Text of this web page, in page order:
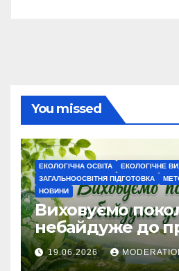
You missed
ЕКОЛОГІЧНА ОСВІТА
ЕКОЛОГІЧНЕ
ЗАГАЛЬНООСВІТНЯ ПІДГОТОВКА
НОВИНИ
Виховуємо
небайдуже до
19.06.2026